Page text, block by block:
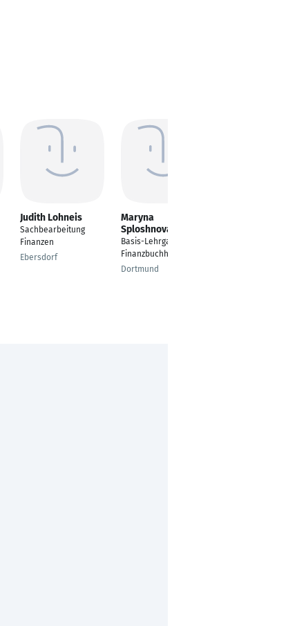
Judith Lohneis
Sachbearbeitung
Finanzen
Ebersdorf
Maryna
Sploshnova
Basis-Lehrgang
Finanzbuchhaltung
Dortmund